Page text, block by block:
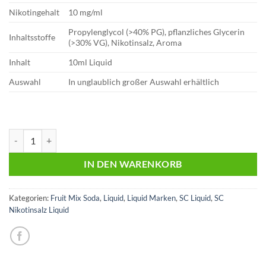
Nikotingehalt
10 mg/ml
Inhaltsstoffe
Propylenglycol (>40% PG), pflanzliches Glycerin
(>30% VG), Nikotinsalz, Aroma
Inhalt
10ml Liquid
Auswahl
In unglaublich großer Auswahl erhältlich
IN DEN WARENKORB
Kategorien: Fruit Mix Soda, Liquid, Liquid Marken, SC Liquid, SC
Nikotinsalz Liquid